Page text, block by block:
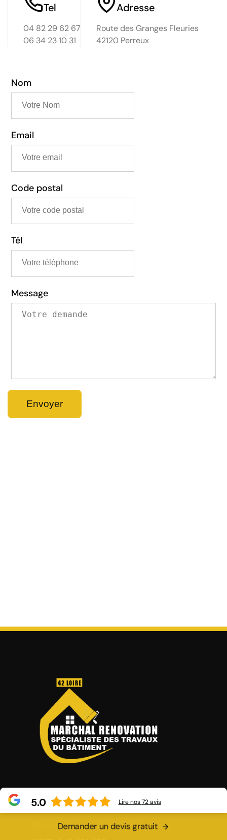
Tel
04 82 29 62 67
06 34 23 10 31
Adresse
Route des Granges Fleuries
42120 Perreux
Nom
Email
Code postal
Tél
Message
42120 Perreux
marchal.renovation42@gmail.com
Demander un devis gratuit
5.0 Lire nos72avis